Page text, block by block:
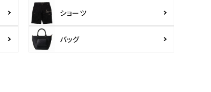
ショーツ
バッグ